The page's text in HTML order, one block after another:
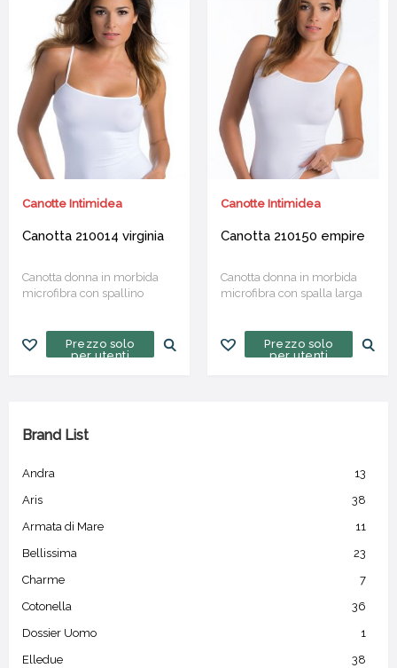
Brand List
Andra
13
Aris
38
Armata di Mare
11
Bellissima
23
Charme
7
Cotonella
36
Dossier Uomo
1
Elledue
38
Canotte Intimidea
Canotta 210014 virginia
Canotta donna in morbida
microfibra con spallino
Prezzo solo
per utenti
Canotte Intimidea
Canotta 210150 empire
Canotta donna in morbida
microfibra con spalla larga
Prezzo solo
per utenti